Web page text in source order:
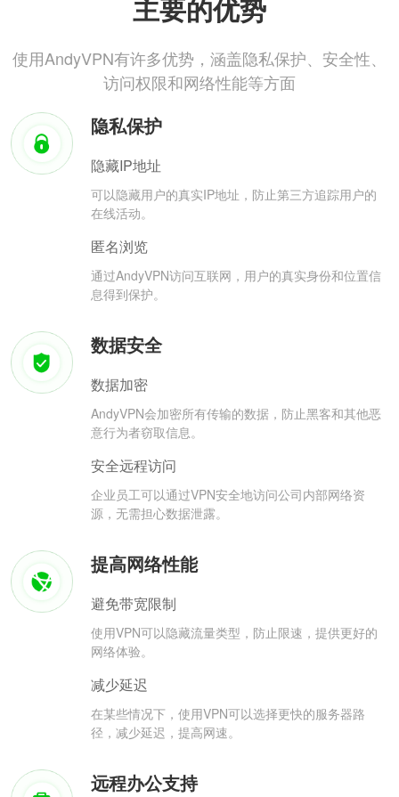
主要的优势
使用AndyVPN有许多优势，涵盖隐私保护、安全性、
访问权限和网络性能等方面
隐私保护
隐藏IP地址
可以隐藏用户的真实IP地址，防止第三方追踪用户的
在线活动。
匿名浏览
通过AndyVPN访问互联网，用户的真实身份和位置信
息得到保护。
数据安全
数据加密
AndyVPN会加密所有传输的数据，防止黑客和其他恶
意行为者窃取信息。
安全远程访问
企业员工可以通过VPN安全地访问公司内部网络资
源，无需担心数据泄露。
提高网络性能
避免带宽限制
使用VPN可以隐藏流量类型，防止限速，提供更好的
网络体验。
减少延迟
在某些情况下，使用VPN可以选择更快的服务器路
径，减少延迟，提高网速。
远程办公支持